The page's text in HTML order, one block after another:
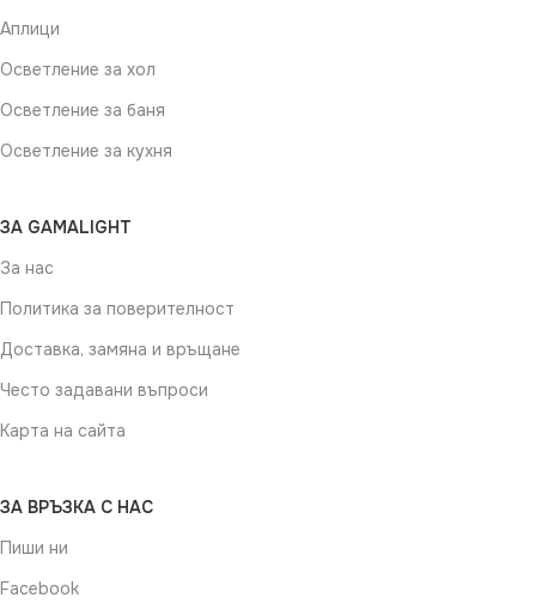
Аплици
Осветление за хол
Осветление за баня
Осветление за кухня
ЗА GAMALIGHT
За нас
Политика за поверителност
Доставка, замяна и връщане
Често задавани въпроси
Карта на сайта
ЗА ВРЪЗКА С НАС
Пиши ни
Facebook